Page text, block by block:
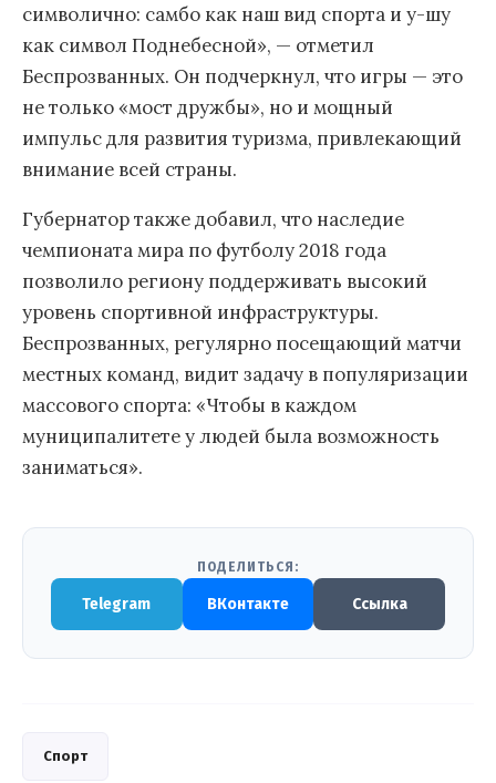
символично: самбо как наш вид спорта и у-шу
как символ Поднебесной», — отметил
Беспрозванных. Он подчеркнул, что игры — это
не только «мост дружбы», но и мощный
импульс для развития туризма, привлекающий
внимание всей страны.
Губернатор также добавил, что наследие
чемпионата мира по футболу 2018 года
позволило региону поддерживать высокий
уровень спортивной инфраструктуры.
Беспрозванных, регулярно посещающий матчи
местных команд, видит задачу в популяризации
массового спорта: «Чтобы в каждом
муниципалитете у людей была возможность
заниматься».
ПОДЕЛИТЬСЯ:
Telegram ВКонтакте Ссылка
Спорт